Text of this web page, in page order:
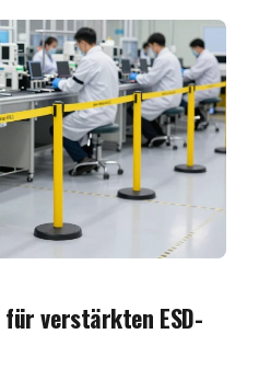
verstärkten ESD-